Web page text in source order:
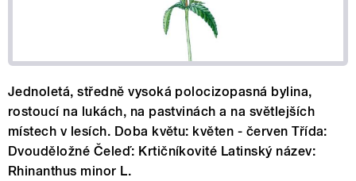
Jednoletá, středně vysoká polocizopasná bylina,
rostoucí na lukách, na pastvinách a na světlejších
místech v lesích. Doba květu: květen - červen Třída:
Dvouděložné Čeleď: Krtičníkovité Latinský název:
Rhinanthus minor L.